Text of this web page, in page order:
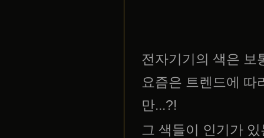
전자기기의 색은 보
요즘은 트렌드에 따
만...?!
그 색들이 인기가